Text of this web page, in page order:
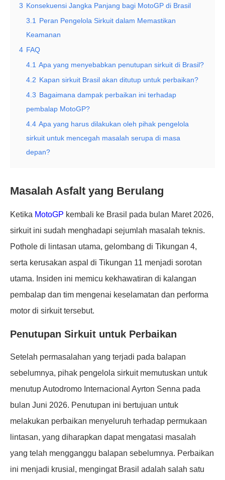
3 Konsekuensi Jangka Panjang bagi MotoGP di Brasil
3.1
Peran Pengelola Sirkuit dalam Memastikan
Keamanan
4 FAQ
4.1 Apa yang menyebabkan penutupan sirkuit di Brasil?
4.2 Kapan sirkuit Brasil akan ditutup untuk perbaikan?
4.3 Bagaimana dampak perbaikan ini terhadap
pembalap MotoGP?
4.4 Apa yang harus dilakukan oleh pihak pengelola
sirkuit untuk mencegah masalah serupa di masa
depan?
Masalah Asfalt yang Berulang
Ketika MotoGP kembali ke Brasil pada bulan Maret 2026,
sirkuit ini sudah menghadapi sejumlah masalah teknis.
Pothole di lintasan utama, gelombang di Tikungan 4,
serta kerusakan aspal di Tikungan 11 menjadi sorotan
utama. Insiden ini memicu kekhawatiran di kalangan
pembalap dan tim mengenai keselamatan dan performa
motor di sirkuit tersebut.
Penutupan Sirkuit untuk Perbaikan
Setelah permasalahan yang terjadi pada balapan
sebelumnya, pihak pengelola sirkuit memutuskan untuk
menutup Autodromo Internacional Ayrton Senna pada
bulan Juni 2026. Penutupan ini bertujuan untuk
melakukan perbaikan menyeluruh terhadap permukaan
lintasan, yang diharapkan dapat mengatasi masalah
yang telah mengganggu balapan sebelumnya. Perbaikan
ini menjadi krusial, mengingat Brasil adalah salah satu